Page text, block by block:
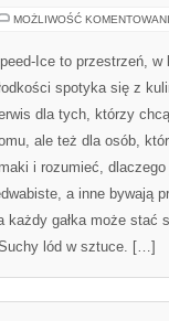
MOŻLIWOŚĆ
Ice to przestrzeń,
spotyka się z
dla tych, którzy
ale też dla osób,
i rozumieć,
a inne bywają
gałka może stać
lód w sztuce. […]